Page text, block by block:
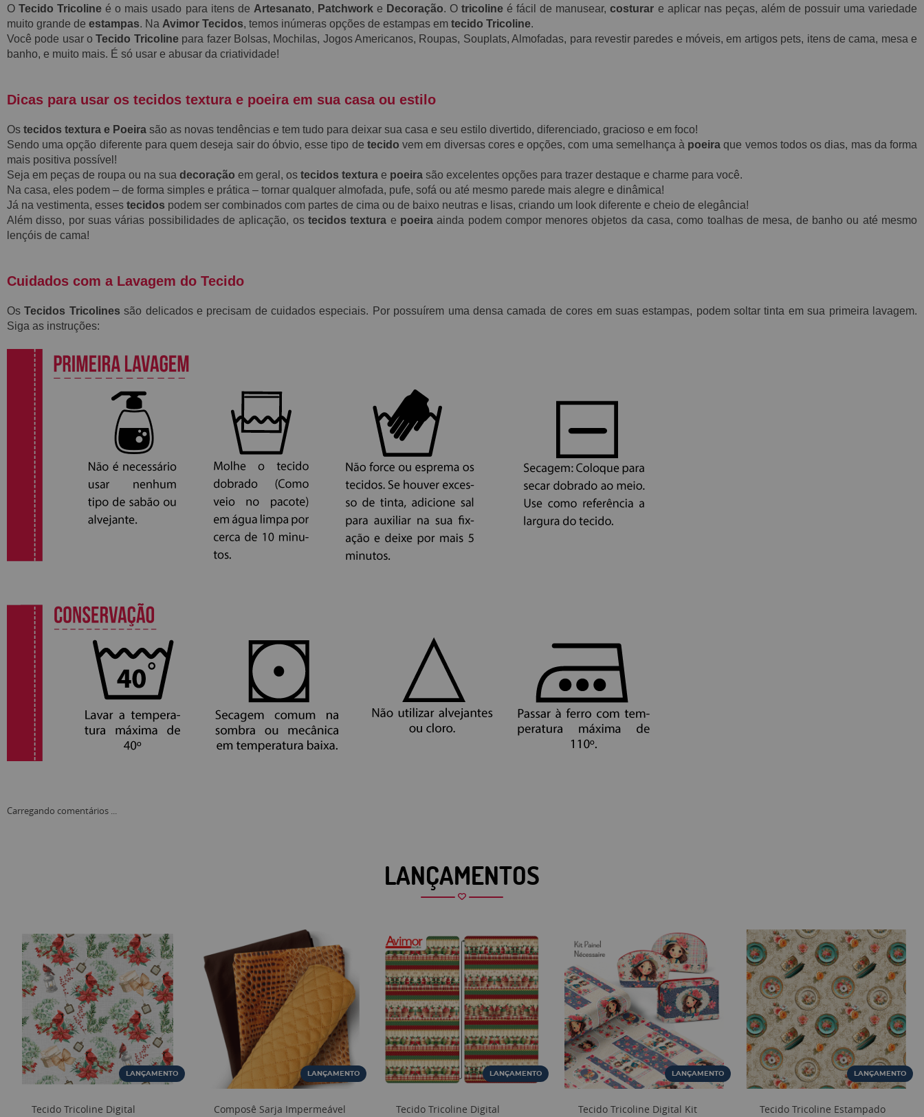
OTecido Tricoline é o mais usado para itens de Artesanato, Patchworke Decoração. Otricoline é fácil de manusear,costurar e aplicar nas peças, além de possuir uma variedade
muito grande de estampas. Na Avimor Tecidos, temos inúmeras opções de estampas em tecido Tricoline.
Você pode usar oTecido Tricolinepara fazer Bolsas, Mochilas, Jogos Americanos, Roupas, Souplats, Almofadas, para revestir paredes e móveis, em artigos pets, itens de cama, mesa e
banho, e muito mais. É só usar e abusar da criatividade!
Dicas para usar os tecidos textura e poeira em sua casa ou estilo
Os tecidos textura e Poeira são as novas tendências e tem tudo para deixar sua casa e seu estilo divertido, diferenciado, gracioso e em foco!
Sendo uma opção diferente para quem deseja sair do óbvio, esse tipo de tecido vem em diversas cores e opções, com uma semelhança à poeira que vemos todos os dias, mas da forma
mais positiva possível!
Seja em peças de roupa ou na sua decoração em geral, os tecidos textura e poeira são excelentes opções para trazer destaque e charme para você.
Na casa, eles podem – de forma simples e prática – tornar qualquer almofada, pufe, sofá ou até mesmo parede mais alegre e dinâmica!
Já na vestimenta, esses tecidos podem ser combinados com partes de cima ou de baixo neutras e lisas, criando um look diferente e cheio de elegância!
Além disso, por suas várias possibilidades de aplicação, ostecidos textura e poeiraainda podem compor menores objetos da casa, como toalhas de mesa, de banho ou até mesmo
lençóis de cama!
Cuidados com a Lavagem do Tecido
OsTecidos Tricolines são delicados e precisam de cuidados especiais. Por possuírem uma densa camada de cores em suas estampas, podem soltar tinta em sua primeira lavagem.
Siga as instruções:
Carregando comentários ...
LANÇAMENTOS
LANÇAMENTO
Tecido Tricoline Digital
LANÇAMENTO
Composê Sarja Impermeável
LANÇAMENTO
Tecido Tricoline Digital
LANÇAMENTO
Tecido Tricoline Digital Kit
LANÇAMENTO
Tecido Tricoline Estampado